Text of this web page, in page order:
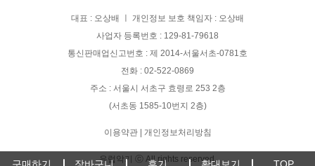
대표 : 오상배 ㅣ 개인정보 보호 책임자 : 오상배
사업자 등록번호 : 129-81-79618
통신판매업신고번호 : 제 2014-서울서초-0781호
전화 : 02-522-0869
주소 : 서울시 서초구 효령로 253 2층
(서초동 1585-10번지 2층)
이용약관| 개인정보처리방침
유럽악기 ⓒ All rights reserved.